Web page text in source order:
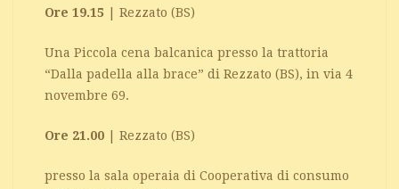
Ore 19.15 | Rezzato (BS)
Una Piccola cena balcanica presso la trattoria
“Dalla padella alla brace” di Rezzato (BS), in via 4
novembre 69.
Ore 21.00 | Rezzato (BS)
presso la sala operaia di Cooperativa di consumo